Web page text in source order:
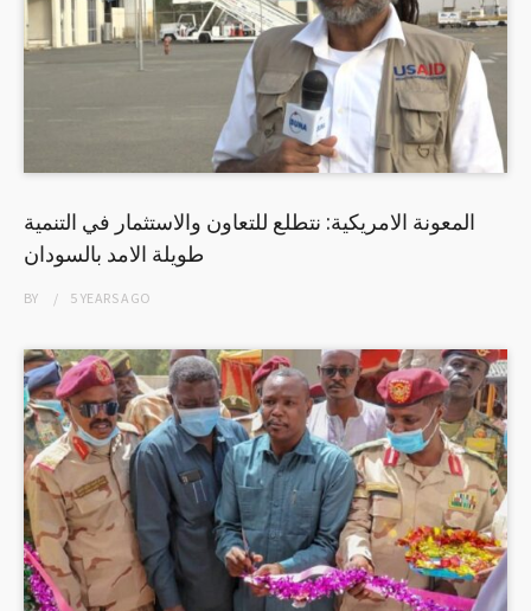
المعونة الامريكية: نتطلع للتعاون والاستثمار في التنمية
طويلة الامد بالسودان
BY 5 YEARSAGO